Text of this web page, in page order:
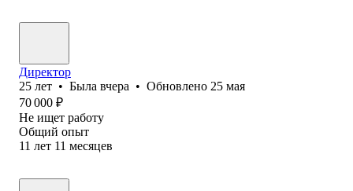
Директор
25 лет • Была вчера • Обновлено 25 мая
70 000 ₽
Не ищет работу
Общий опыт
11 лет 11 месяцев